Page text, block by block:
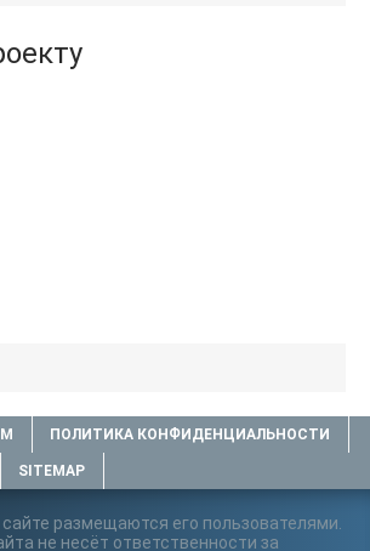
ПОЛИТИКА КОНФИДЕНЦИАЛЬНОСТИ
SITEMAP
размещаются его пользователями.
не несёт ответственности за